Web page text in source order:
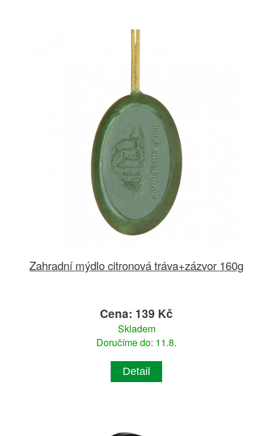
Zahradní mýdlo citronová tráva+zázvor 160g
Cena: 139 Kč
Skladem
Doručíme do: 11.8.
Detail